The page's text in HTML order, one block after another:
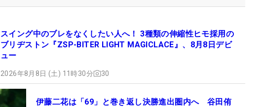
スイング中のブレをなくしたい人へ！ 3種類の伸縮性ヒモ採用の
ブリヂストン『ZSP-BITER LIGHT MAGICLACE』、8月8日デビ
ュー
2026年8月8日 (土) 11時30分 30
伊藤二花は「69」と巻き返し決勝進出圏内へ 谷田侑